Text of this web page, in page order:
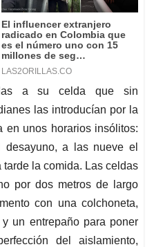
a su celda que sin
las introducían por la
en unos horarios insólitos:
a las nueve el
la comida. Las celdas
por dos metros de largo
con una colchoneta,
un entrepaño para poner
del aislamiento,